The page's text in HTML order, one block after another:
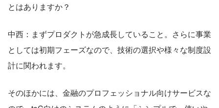
とはありますか？
中西：まずプロダクトが急成長していること。さらに事業
としては初期フェーズなので、技術の選択や様々な制度設
計に関われます。
そのほかには、金融のプロフェッショナル向けサービスな